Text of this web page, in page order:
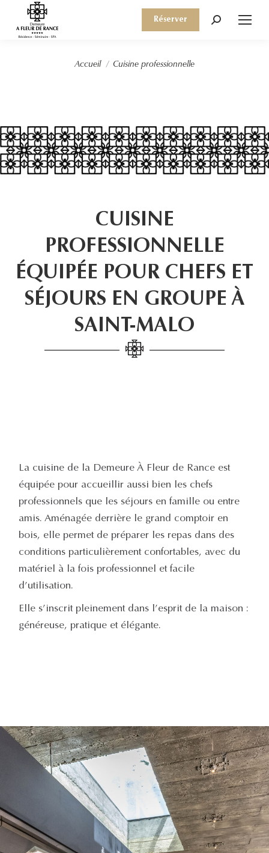
Réserver
Recherche
Vous êtes ici :
Accueil Cuisine professionnelle
CUISINE
PROFESSIONNELLE
ÉQUIPÉE POUR CHEFS ET
SÉJOURS EN GROUPE À
SAINT-MALO
La cuisine de la Demeure À Fleur de Rance est
équipée pour accueillir aussi bien les chefs
professionnels que les séjours en famille ou entre
amis. Aménagée derrière le grand comptoir en
bois, elle permet de préparer les repas dans des
conditions particulièrement confortables, avec du
matériel à la fois professionnel et facile
d’utilisation.
Elle s’inscrit pleinement dans l’esprit de la maison :
généreuse, pratique et élégante.